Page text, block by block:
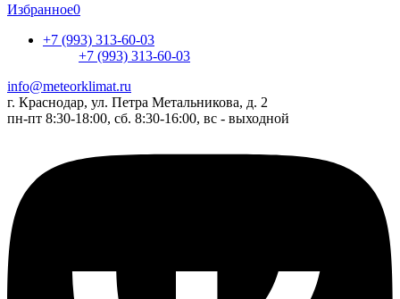
Избранное0
+7 (993) 313-60-03
+7 (993) 313-60-03
info@meteorklimat.ru
г. Краснодар, ул. Петра Метальникова, д. 2
пн-пт 8:30-18:00, сб. 8:30-16:00, вс - выходной